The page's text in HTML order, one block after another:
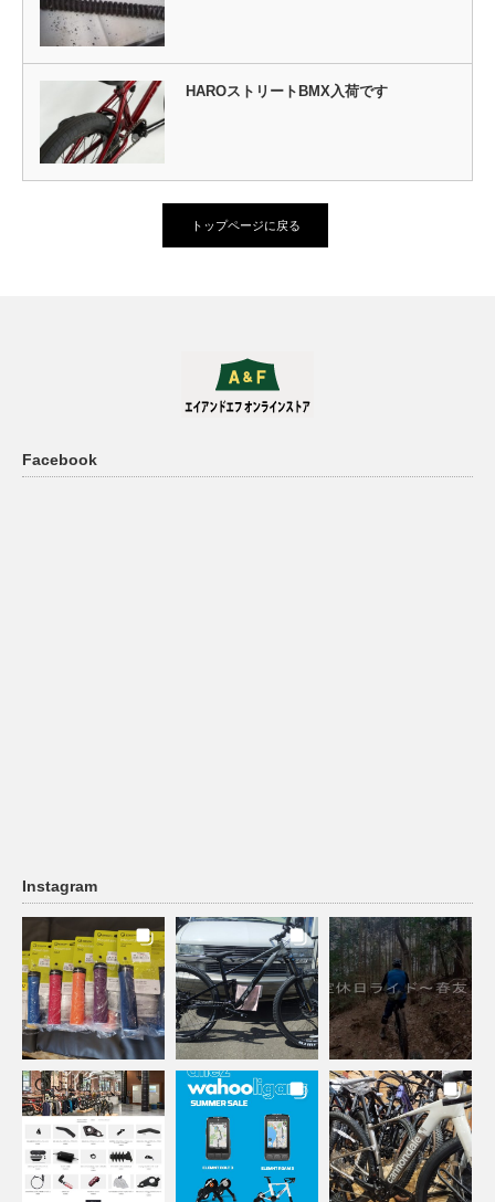
HAROストリートBMX入荷です
トップページに戻る
Facebook
Instagram